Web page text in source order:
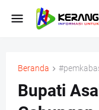
Beranda
Bupati